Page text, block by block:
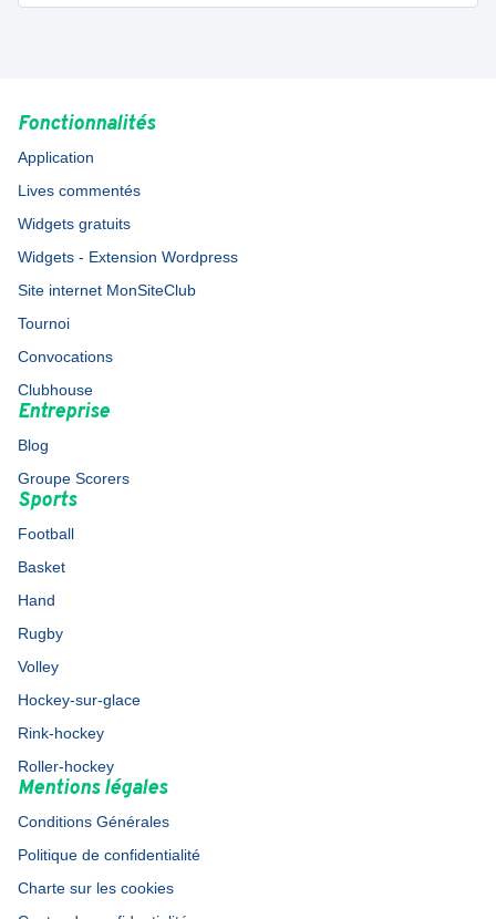
Fonctionnalités
Application
Lives commentés
Widgets gratuits
Widgets - Extension Wordpress
Site internet MonSiteClub
Tournoi
Convocations
Clubhouse
Entreprise
Blog
Groupe Scorers
Sports
Football
Basket
Hand
Rugby
Volley
Hockey-sur-glace
Rink-hockey
Roller-hockey
Mentions légales
Conditions Générales
Politique de confidentialité
Charte sur les cookies